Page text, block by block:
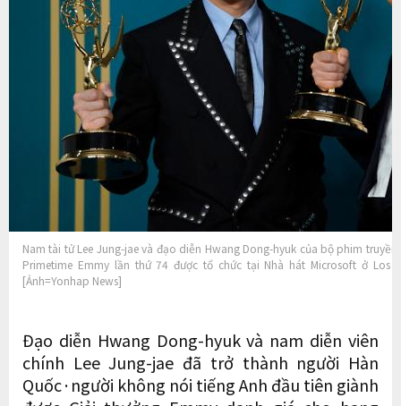
Nam tài tử Lee Jung-jae và đạo diễn Hwang Dong-hyuk của bộ phim
Primetime Emmy lần thứ 74 được tổ chức tại Nhà hát Microsoft ở Los
[Ảnh=Yonhap News]
Đạo diễn Hwang Dong-hyuk và nam diễn viên
chính Lee Jung-jae đã trở thành người Hàn
Quốc·người không nói tiếng Anh đầu tiên giành